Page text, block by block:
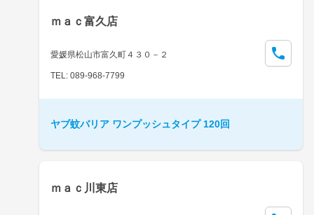
ｍａｃ富久店
愛媛県松山市富久町４３０－２
TEL: 089-968-7799
ヤブ蚊バリア ワンプッシュタイプ 120回
ｍａｃ川東店